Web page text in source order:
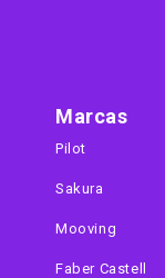
Marcas
Pilot
Sakura
Mooving
Faber Castell